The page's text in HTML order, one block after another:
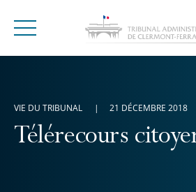
Menu
Télérecours
VIE DU TRIBUNAL 21 DÉCEMBRE 2018